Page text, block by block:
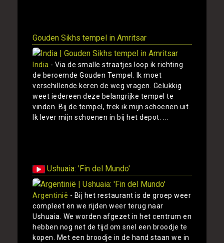
Gouden Sikhs tempel in Amritsar
India - Via de smalle straatjes loop ik richting
de beroemde Gouden Tempel. Ik moet
verschillende keren de weg vragen. Gelukkig
weet iedereen deze belangrijke tempel te
vinden. Bij de tempel, trek ik mijn schoenen uit.
Ik lever mijn schoenen in bij het depot. ...
Ushuaia: 'Fin del Mundo'
Argentinië - Bij het restaurant is de groep weer
compleet en we rijden weer terug naar
Ushuaia. We worden afgezet in het centrum en
hebben nog net de tijd om snel een broodje te
kopen. Met een broodje in de hand staan we in